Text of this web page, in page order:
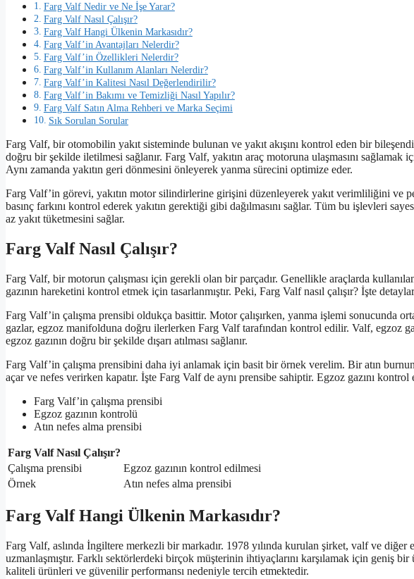
Farg Valf Nedir ve Ne İşe Yarar?
Farg Valf Nasıl Çalışır?
Farg Valf Hangi Ülkenin Markasıdır?
Farg Valf’in Avantajları Nelerdir?
Farg Valf’in Özellikleri Nelerdir?
Farg Valf’in Kullanım Alanları Nelerdir?
Farg Valf’in Kalitesi Nasıl Değerlendirilir?
Farg Valf’in Bakımı ve Temizliği Nasıl Yapılır?
Farg Valf Satın Alma Rehberi ve Marka Seçimi
Sık Sorulan Sorular
Farg Valf, bir otomobilin yakıt sisteminde bulunan ve yakıt akışını kontrol eden bir
doğru bir şekilde iletilmesi sağlanır. Farg Valf, yakıtın araç motoruna ulaşmasını sağlamak
Aynı zamanda yakıtın geri dönmesini önleyerek yanma sürecini optimize eder.
Farg Valf’in görevi, yakıtın motor silindirlerine girişini düzenleyerek yakıt verimliliğini ve
basınç farkını kontrol ederek yakıtın gerektiği gibi dağılmasını sağlar. Tüm bu işlevleri
az yakıt tüketmesini sağlar.
Farg Valf Nasıl Çalışır?
Farg Valf, bir motorun çalışması için gerekli olan bir parçadır. Genellikle araçlarda
gazının hareketini kontrol etmek için tasarlanmıştır. Peki, Farg Valf nasıl çalışır? İşte
Farg Valf’in çalışma prensibi oldukça basittir. Motor çalışırken, yanma işlemi sonucunda
gazlar, egzoz manifolduna doğru ilerlerken Farg Valf tarafından kontrol edilir. Valf, egzoz
egzoz gazının doğru bir şekilde dışarı atılması sağlanır.
Farg Valf’in çalışma prensibini daha iyi anlamak için basit bir örnek verelim. Bir atın
açar ve nefes verirken kapatır. İşte Farg Valf de aynı prensibe sahiptir. Egzoz gazını kontrol
Farg Valf’in çalışma prensibi
Egzoz gazının kontrolü
Atın nefes alma prensibi
Farg Valf Nasıl Çalışır?
Çalışma prensibi
Egzoz gazının kontrol edilmesi
Örnek
Atın nefes alma prensibi
Farg Valf Hangi Ülkenin Markasıdır?
Farg Valf, aslında İngiltere merkezli bir markadır. 1978 yılında kurulan şirket, valf ve
uzmanlaşmıştır. Farklı sektörlerdeki birçok müşterinin ihtiyaçlarını karşılamak için geniş
kaliteli ürünleri ve güvenilir performansı nedeniyle tercih etmektedir.